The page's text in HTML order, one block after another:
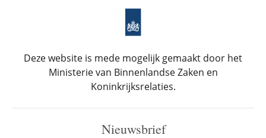
Deze website is mede mogelijk gemaakt door het
Ministerie van Binnenlandse Zaken en
Koninkrijksrelaties.
Nieuwsbrief